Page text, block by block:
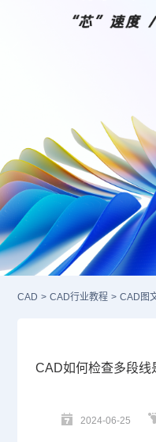
CAD > CAD行业教程 > CAD图
CAD如何检查多段线
2024-06-25